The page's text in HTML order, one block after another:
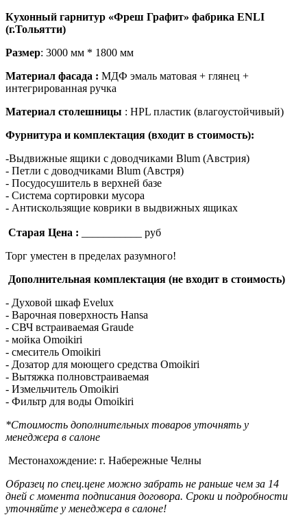
Кухонный гарнитур «Фреш Графит» фабрика ENLI
(г.Тольятти)
Размер: 3000 мм * 1800 мм
Материал фасада : МДФ эмаль матовая + глянец +
интегрированная ручка
Материал столешницы : HPL пластик (влагоустойчивый)
Фурнитура и комплектация (входит в стоимость):
-Выдвижные ящики с доводчиками Blum (Австрия)
- Петли с доводчиками Blum (Австря)
- Посудосушитель в верхней базе
- Система сортировки мусора
- Антискользящие коврики в выдвижных ящиках
Старая Цена :
___________ руб
Торг уместен в пределах разумного!
Дополнительная комплектация (не входит в стоимость)
- Духовой шкаф Evelux
- Варочная поверхность Hansa
- СВЧ встраиваемая Graude
- мойка Omoikiri
- смеситель Omoikiri
- Дозатор для моющего средства Omoikiri
- Вытяжка полновстраиваемая
- Измельчитель Omoikiri
- Фильтр для воды Omoikiri
*Стоимость дополнительных товаров уточнять у
менеджера в салоне
Местонахождение: г. Набережные Челны
Образец по спец.цене можно забрать не раньше чем за 14
дней с момента подписания договора. Сроки и подробности
уточняйте у менеджера в салоне!